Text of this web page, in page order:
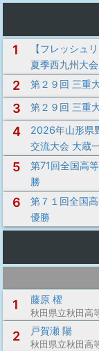
1
【フレッシュ
夏季西九州大
2 第２９回 三重
3 第２９回 三重
4
2026年山形県
交流大会 大蔵
5
第71回全国高
勝
6
第７１回全国
優勝
1
藤原 櫂
秋田県立秋田高
2 戸賀瀬 陽
秋田県立秋田高